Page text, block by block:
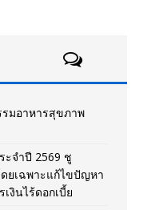
มอาหารสุขภาพ
จำปี 2569 ชู
ยเฉพาะแก้ไขปัญหา
งินไร้ดอกเบี้ย